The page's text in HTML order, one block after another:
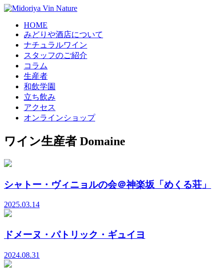
HOME
みどりや酒店について
ナチュラルワイン
スタッフのご紹介
コラム
生産者
和飲学園
立ち飲み
アクセス
オンラインショップ
ワイン生産者 Domaine
シャトー・ヴィニョルの会＠神楽坂「めくる荘」
2025.03.14
ドメーヌ・パトリック・ギュイヨ
2024.08.31